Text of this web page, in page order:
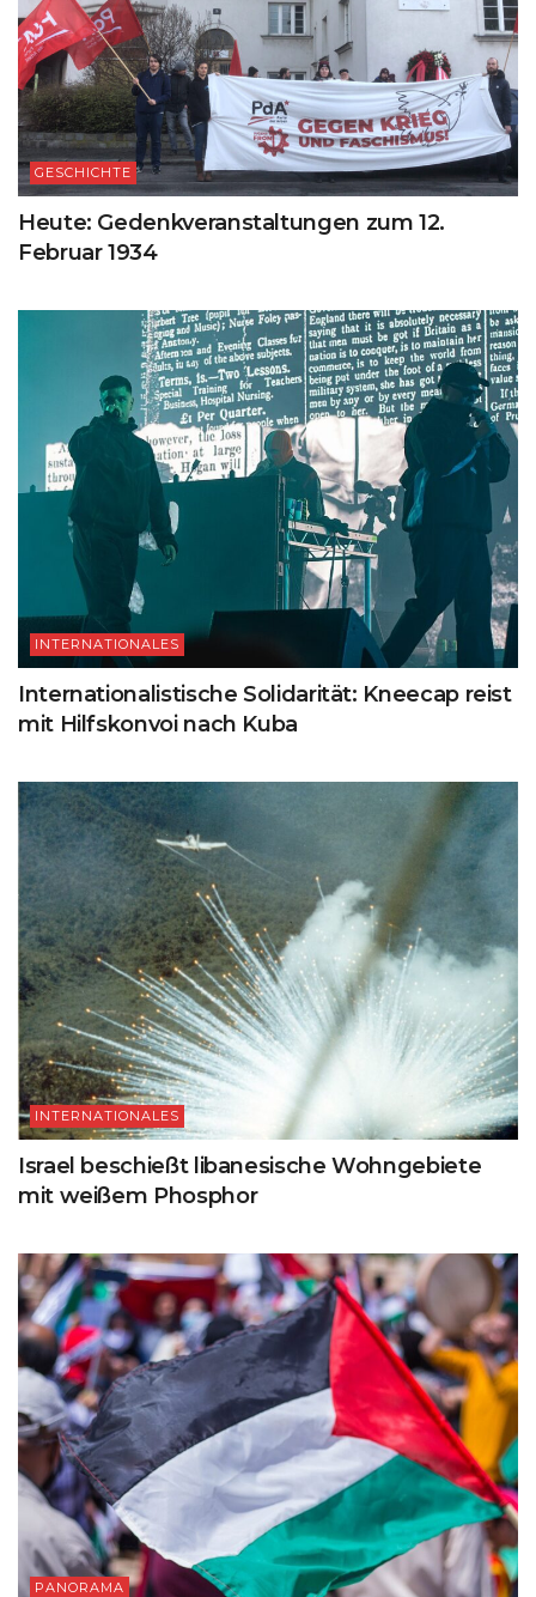
GESCHICHTE
Heute: Gedenkveranstaltungen zum 12.
Februar 1934
INTERNATIONALES
Internationalistische Solidarität: Kneecap reist
mit Hilfskonvoi nach Kuba
INTERNATIONALES
Israel beschießt libanesische Wohngebiete
mit weißem Phosphor
PANORAMA